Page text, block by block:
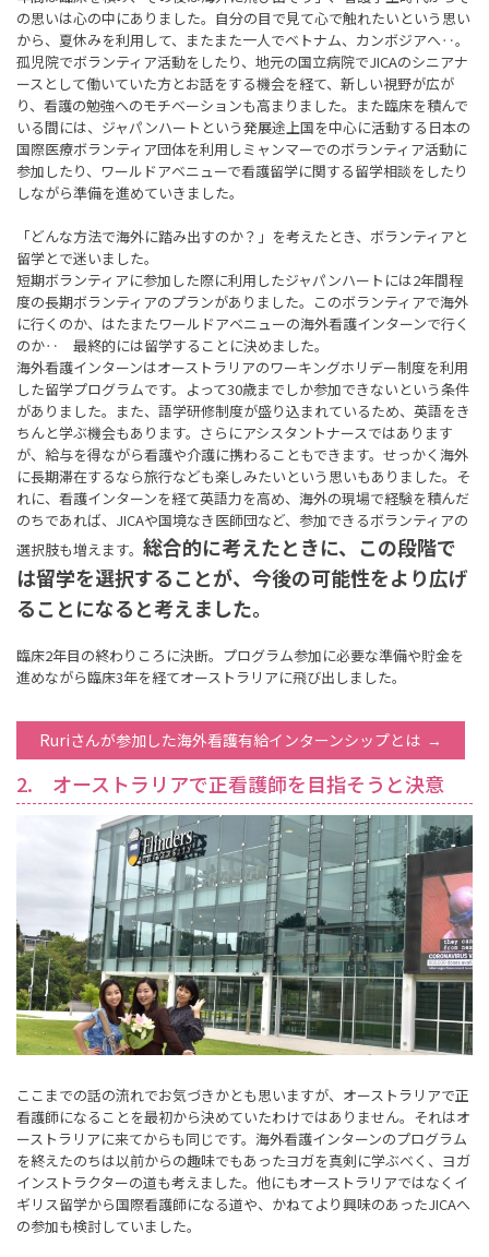
の思いは心の中にありました。自分の目で見て心で触れたいという思い
から、夏休みを利用して、またまた一人でベトナム、カンボジアへ‥。
孤児院でボランティア活動をしたり、地元の国立病院でJICAのシニアナ
ースとして働いていた方とお話をする機会を経て、新しい視野が広が
り、看護の勉強へのモチベーションも高まりました。また臨床を積んで
いる間には、ジャパンハートという発展途上国を中心に活動する日本の
国際医療ボランティア団体を利用しミャンマーでのボランティア活動に
参加したり、ワールドアベニューで看護留学に関する留学相談をしたり
しながら準備を進めていきました。
「どんな方法で海外に踏み出すのか？」を考えたとき、ボランティアと
留学とで迷いました。
短期ボランティアに参加した際に利用したジャパンハートには2年間程
度の長期ボランティアのプランがありました。このボランティアで海外
に行くのか、はたまたワールドアベニューの海外看護インターンで行く
のか‥ 最終的には留学することに決めました。
海外看護インターンはオーストラリアのワーキングホリデー制度を利用
した留学プログラムです。よって30歳までしか参加できないという条件
がありました。また、語学研修制度が盛り込まれているため、英語をき
ちんと学ぶ機会もあります。さらにアシスタントナースではあります
が、給与を得ながら看護や介護に携わることもできます。せっかく海外
に長期滞在するなら旅行なども楽しみたいという思いもありました。そ
れに、看護インターンを経て英語力を高め、海外の現場で経験を積んだ
のちであれば、JICAや国境なき医師団など、参加できるボランティアの
選択肢も増えます。 総合的に考えたときに、この段階で
は留学を選択することが、今後の可能性をより広げ
ることになると考えました。
臨床2年目の終わりころに決断。プログラム参加に必要な準備や貯金を
進めながら臨床3年を経てオーストラリアに飛び出しました。
Ruriさんが参加した海外看護有給インターンシップとは
2. オーストラリアで正看護師を目指そうと決意
ここまでの話の流れでお気づきかとも思いますが、オーストラリアで正
看護師になることを最初から決めていたわけではありません。それはオ
ーストラリアに来てからも同じです。海外看護インターンのプログラム
を終えたのちは以前からの趣味でもあったヨガを真剣に学ぶべく、ヨガ
インストラクターの道も考えました。他にもオーストラリアではなくイ
ギリス留学から国際看護師になる道や、かねてより興味のあったJICAへ
の参加も検討していました。